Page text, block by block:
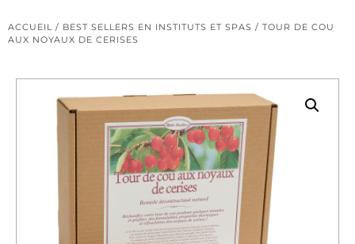
ACCUEIL / BEST SELLERS EN INSTITUTS ET SPAS / TOUR DE COU
AUX NOYAUX DE CERISES